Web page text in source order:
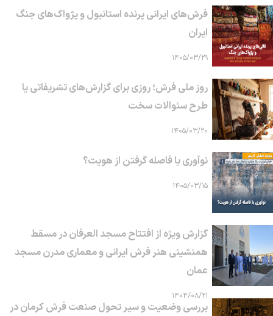
فرش‌های ایرانی پرنده استانبول و پژواک‌های جنگ
ایران
۱۴۰۵/۰۳/۲۹
روز ملی فرش؛ روزی برای گزارش‌های تشریفاتی یا
طرح سئوالات سخت
۱۴۰۵/۰۳/۲۰
نوآوری یا فاصله گرفتن از هویت؟
۱۴۰۵/۰۳/۱۵
گزارش ویژه از افتتاح مسجد العرفان در مسقط
همنشینی هنر فرش ایرانی و معماری مدرن مسجد
عمان
۱۴۰۴/۰۸/۲۱
بررسی وضعیت و سیر تحول صنعت فرش کرمان در